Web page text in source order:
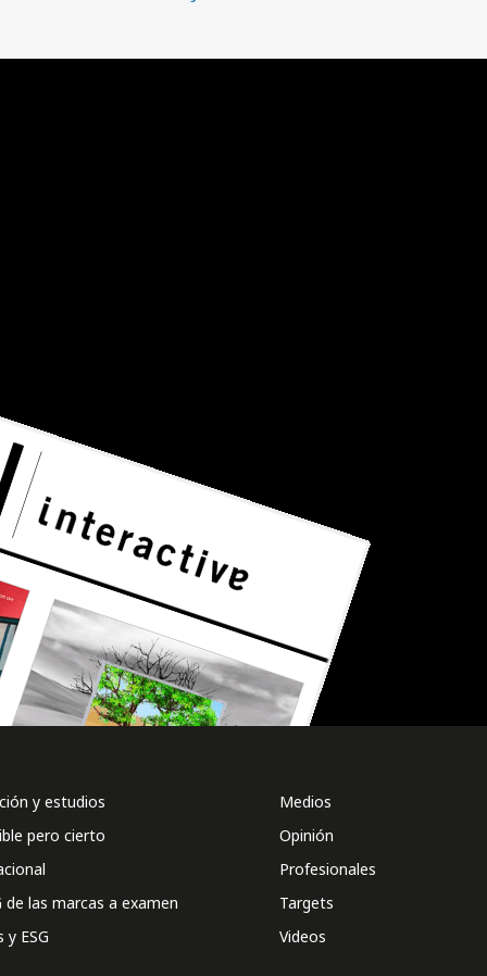
y estudios
pero cierto
de las marcas a examen
y ESG
Medios
Opinión
Profesionales
Targets
Videos